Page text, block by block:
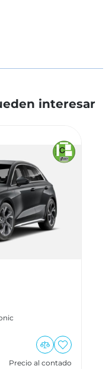
interesar
Precio al contado